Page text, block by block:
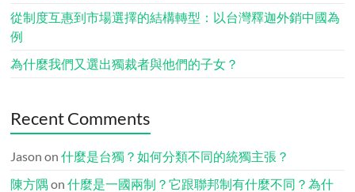
從制度互惠到市場選擇的結構轉型：以台灣釋迦外銷中國為
例
為什麼我們又選出獨裁者與他們的子女？
Recent Comments
Jason on什麼是台獨？如何分類不同的統獨主張？
陳方隅 on什麼是一國兩制？它跟聯邦制有什麼不同？為什